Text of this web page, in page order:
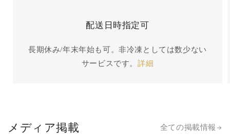
配送日時指定可
長期休み/年末年始も可。非冷凍としては数少ない
サービスです。 詳細
メディア掲載 全ての掲載情報